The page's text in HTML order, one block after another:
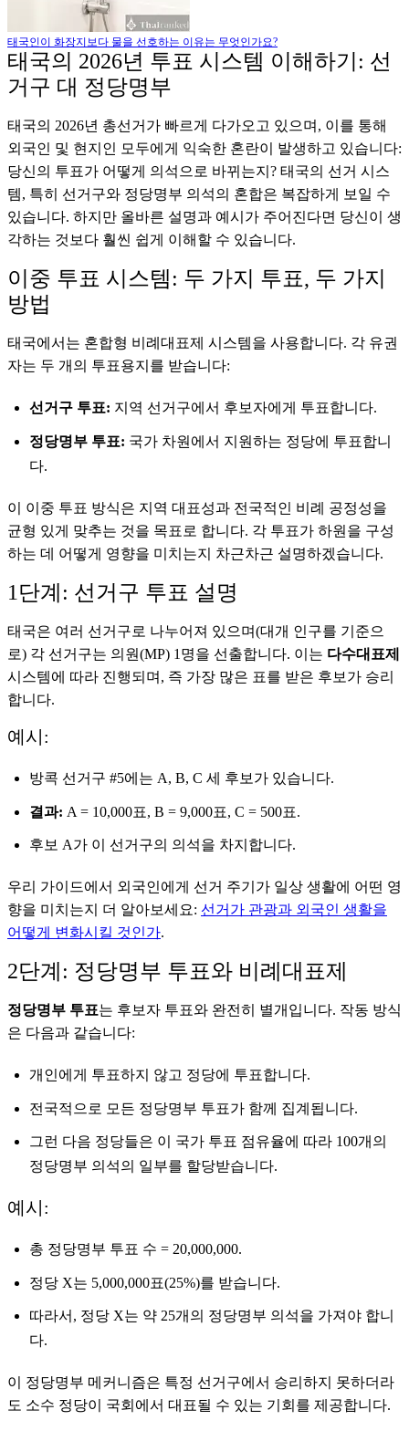
태국인이 화장지보다 물을 선호하는 이유는 무엇인가요?
태국의 2026년 투표 시스템 이해하기: 선
거구 대 정당명부
태국의 2026년 총선거가 빠르게 다가오고 있으며, 이를 통해
외국인 및 현지인 모두에게 익숙한 혼란이 발생하고 있습니다:
당신의 투표가 어떻게 의석으로 바뀌는지? 태국의 선거 시스
템, 특히 선거구와 정당명부 의석의 혼합은 복잡하게 보일 수
있습니다. 하지만 올바른 설명과 예시가 주어진다면 당신이 생
각하는 것보다 훨씬 쉽게 이해할 수 있습니다.
이중 투표 시스템: 두 가지 투표, 두 가지
방법
태국에서는 혼합형 비례대표제 시스템을 사용합니다. 각 유권
자는 두 개의 투표용지를 받습니다:
선거구 투표: 지역 선거구에서 후보자에게 투표합니다.
정당명부 투표: 국가 차원에서 지원하는 정당에 투표합니
다.
이 이중 투표 방식은 지역 대표성과 전국적인 비례 공정성을
균형 있게 맞추는 것을 목표로 합니다. 각 투표가 하원을 구성
하는 데 어떻게 영향을 미치는지 차근차근 설명하겠습니다.
1단계: 선거구 투표 설명
태국은 여러 선거구로 나누어져 있으며(대개 인구를 기준으
로) 각 선거구는 의원(MP) 1명을 선출합니다. 이는 다수대표제
시스템에 따라 진행되며, 즉 가장 많은 표를 받은 후보가 승리
합니다.
예시:
방콕 선거구 #5에는 A, B, C 세 후보가 있습니다.
결과: A = 10,000표, B = 9,000표, C = 500표.
후보 A가 이 선거구의 의석을 차지합니다.
우리 가이드에서 외국인에게 선거 주기가 일상 생활에 어떤 영
향을 미치는지 더 알아보세요: 선거가 관광과 외국인 생활을
어떻게 변화시킬 것인가.
2단계: 정당명부 투표와 비례대표제
정당명부 투표는 후보자 투표와 완전히 별개입니다. 작동 방식
은 다음과 같습니다:
개인에게 투표하지 않고 정당에 투표합니다.
전국적으로 모든 정당명부 투표가 함께 집계됩니다.
그런 다음 정당들은 이 국가 투표 점유율에 따라 100개의
정당명부 의석의 일부를 할당받습니다.
예시:
총 정당명부 투표 수 = 20,000,000.
정당 X는 5,000,000표(25%)를 받습니다.
따라서, 정당 X는 약 25개의 정당명부 의석을 가져야 합니
다.
이 정당명부 메커니즘은 특정 선거구에서 승리하지 못하더라
도 소수 정당이 국회에서 대표될 수 있는 기회를 제공합니다.